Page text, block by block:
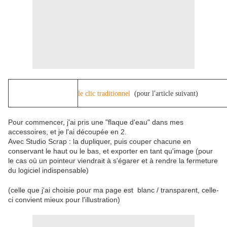
le clic traditionnel (pour l'article suivant)
Pour commencer, j'ai pris une "flaque d'eau" dans mes
accessoires, et je l'ai découpée en 2.
Avec Studio Scrap : la dupliquer, puis couper chacune en
conservant le haut ou le bas, et exporter en tant qu'image (pour
le cas où un pointeur viendrait à s'égarer et à rendre la fermeture
du logiciel indispensable)
(celle que j'ai choisie pour ma page est blanc / transparent, celle-
ci convient mieux pour l'illustration)